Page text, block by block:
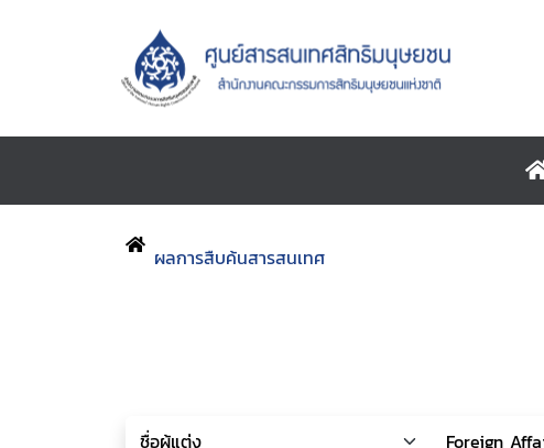
ผลการสืบค้นสารสนเทศ